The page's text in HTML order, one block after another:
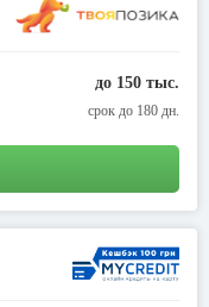
до 150 тыс.
срок до 180 дн.